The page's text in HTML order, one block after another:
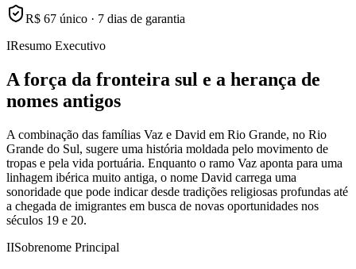
R$ 67 único · 7 dias de garantia
IResumo Executivo
A força da fronteira sul e a herança de
nomes antigos
A combinação das famílias Vaz e David em Rio Grande, no Rio
Grande do Sul, sugere uma história moldada pelo movimento de
tropas e pela vida portuária. Enquanto o ramo Vaz aponta para uma
linhagem ibérica muito antiga, o nome David carrega uma
sonoridade que pode indicar desde tradições religiosas profundas até
a chegada de imigrantes em busca de novas oportunidades nos
séculos 19 e 20.
IISobrenome Principal